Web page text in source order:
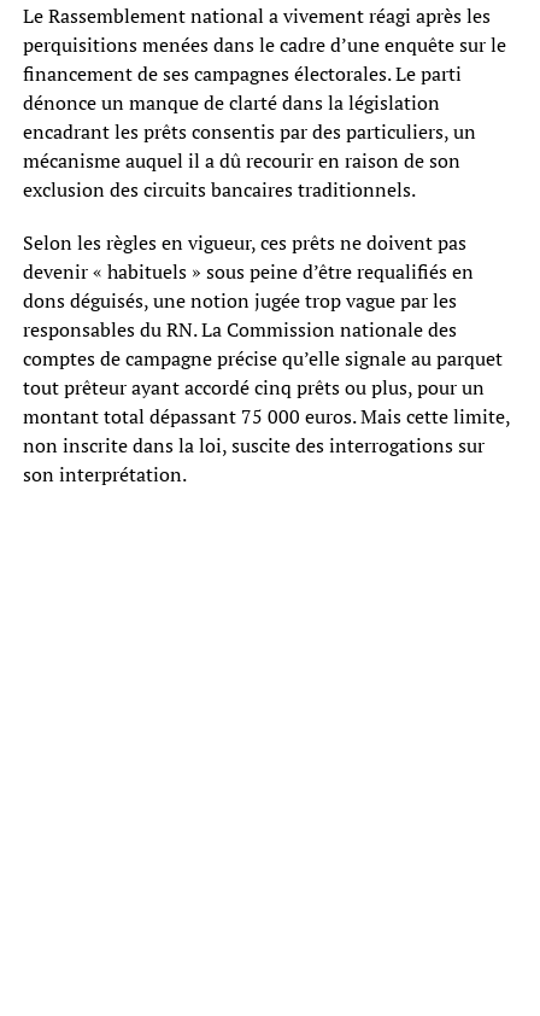
Le Rassemblement national a vivement réagi après les
perquisitions menées dans le cadre d’une enquête sur le
financement de ses campagnes électorales. Le parti
dénonce un manque de clarté dans la législation
encadrant les prêts consentis par des particuliers, un
mécanisme auquel il a dû recourir en raison de son
exclusion des circuits bancaires traditionnels.
Selon les règles en vigueur, ces prêts ne doivent pas
devenir « habituels » sous peine d’être requalifiés en
dons déguisés, une notion jugée trop vague par les
responsables du RN. La Commission nationale des
comptes de campagne précise qu’elle signale au parquet
tout prêteur ayant accordé cinq prêts ou plus, pour un
montant total dépassant 75 000 euros. Mais cette limite,
non inscrite dans la loi, suscite des interrogations sur
son interprétation.